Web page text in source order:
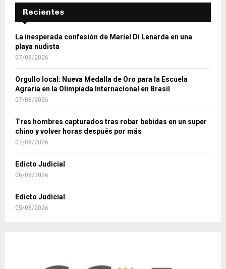
Recientes
La inesperada confesión de Mariel Di Lenarda en una
playa nudista
07/08/2026
Orgullo local: Nueva Medalla de Oro para la Escuela
Agraria en la Olimpíada Internacional en Brasil
07/08/2026
Tres hombres capturados tras robar bebidas en un super
chino y volver horas después por más
07/08/2026
Edicto Judicial
06/08/2026
Edicto Judicial
05/08/2026